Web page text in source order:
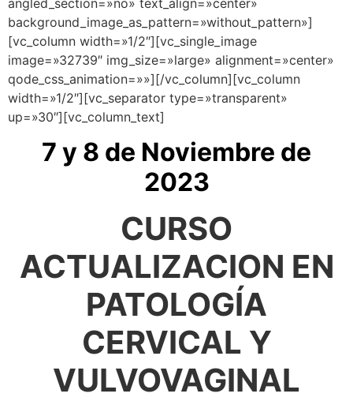
angled_section=»no» text_align=»center»
background_image_as_pattern=»without_pattern»]
[vc_column width=»1/2″][vc_single_image
image=»32739″ img_size=»large» alignment=»center»
qode_css_animation=»»][/vc_column][vc_column
width=»1/2″][vc_separator type=»transparent»
up=»30″][vc_column_text]
7 y 8 de Noviembre de
2023
CURSO
ACTUALIZACION EN
PATOLOGÍA
CERVICAL Y
VULVOVAGINAL